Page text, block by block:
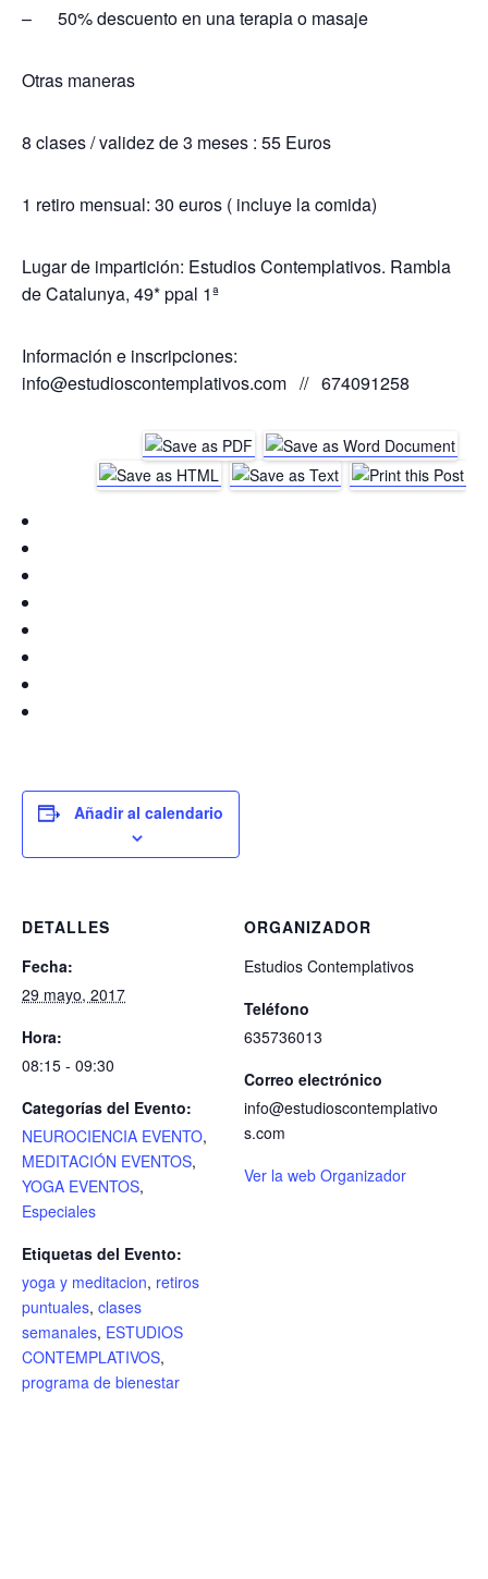
– 50% descuento en una terapia o masaje
Otras maneras
8 clases / validez de 3 meses : 55 Euros
1 retiro mensual: 30 euros ( incluye la comida)
Lugar de impartición: Estudios Contemplativos. Rambla
de Catalunya, 49* ppal 1ª
Información e inscripciones:
info@estudioscontemplativos.com // 674091258
Añadir al calendario
DETALLES
Fecha:
29 mayo, 2017
Hora:
08:15 - 09:30
Categorías del Evento:
NEUROCIENCIA EVENTO,
MEDITACIÓN EVENTOS,
YOGA EVENTOS,
Especiales
Etiquetas del Evento:
yoga y meditacion, retiros
puntuales, clases
semanales, ESTUDIOS
CONTEMPLATIVOS,
programa de bienestar
ORGANIZADOR
Estudios Contemplativos
Teléfono
635736013
Correo electrónico
info@estudioscontemplativo
s.com
Ver la web Organizador